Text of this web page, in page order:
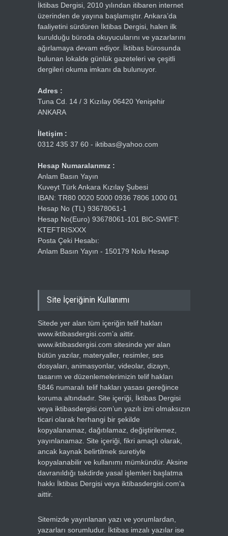
İktibas Dergisi, 2010 yılından itibaren internet
üzerinden de yayına başlamıştır. Ankara’da
faaliyetini sürdüren İktibas Dergisi, halen ilk
kurulduğu büroda okuyucularını ve yazarlarını
ağırlamaya devam ediyor. İktibas bürosunda
bulunan lokalde günlük gazeteleri ve çeşitli
dergileri okuma imkanı da bulunuyor.
Adres :
Tuna Cd. 14 / 3 Kızılay 06420 Yenişehir
ANKARA
İletişim :
0312 435 37 60 - iktibas@yahoo.com
Hesap Numaralarımız :
Anlam Basın Yayın
Kuveyt Türk Ankara Kızılay Şubesi
IBAN: TR80 0020 5000 0936 7806 1000 01
Hesap No (TL) 93678061-1
Hesap No(Euro) 93678061-101 BIC-SWIFT:
KTEFTRISXXX
Posta Çeki Hesabı:
Anlam Basın Yayın - 150179 Nolu Hesap
Site İçeriğinin Kullanımı
Sitede yer alan tüm içeriğin telif hakları
www.iktibasdergisi.com’a aittir.
www.iktibasdergisi.com sitesinde yer alan
bütün yazılar, materyaller, resimler, ses
dosyaları, animasyonlar, videolar, dizayn,
tasarım ve düzenlemelerimizin telif hakları
5846 numaralı telif hakları yasası gereğince
koruma altındadır. Site içeriği, İktibas Dergisi
veya iktibasdergisi.com’un yazılı izni olmaksızın
ticari olarak herhangi bir şekilde
kopyalanamaz, dağıtılamaz, değiştirilemez,
yayınlanamaz. Site içeriği, fikri amaçlı olarak,
ancak kaynak belirtilmek suretiyle
kopyalanabilir ve kullanımı mümkündür. Aksine
davranıldığı takdirde yasal işlemleri başlatma
hakkı İktibas Dergisi veya iktibasdergisi.com’a
aittir.
Sitemizde yayınlanan yazı ve yorumlardan,
yazarları sorumludur. İktibas imzalı yazılar ise